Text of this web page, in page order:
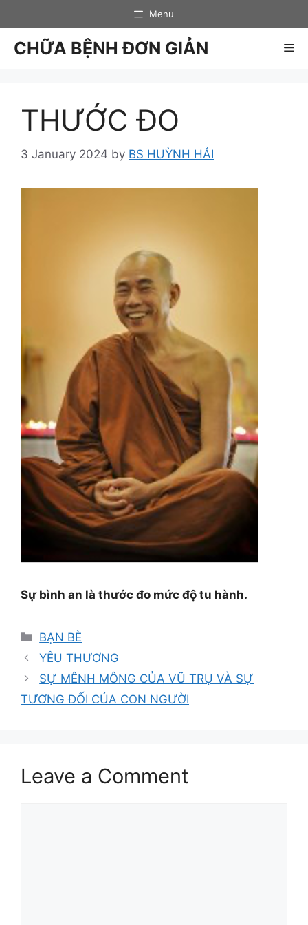
to
content
Menu
CHỮA BỆNH ĐƠN GIẢN
THƯỚC ĐO
3 January 2024 by BS HUỲNH HẢI
Sự bình an là thước đo mức độ tu hành.
Categories
BẠN BÈ
YÊU THƯƠNG
SỰ MÊNH MÔNG CỦA VŨ TRỤ VÀ SỰ
TƯƠNG ĐỐI CỦA CON NGƯỜI
Leave a Comment